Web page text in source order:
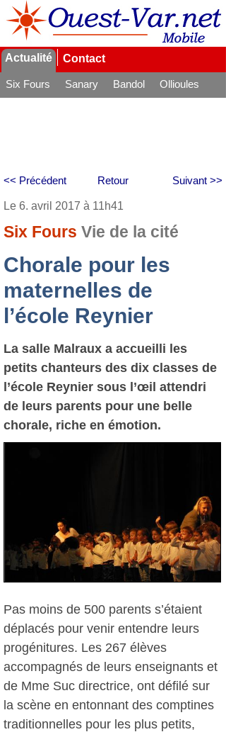
Actualité Contact
Six Fours Sanary Bandol
Ollioules
Retour
<< Précédent Suivant >>
Le 6. avril 2017 à 11h41
Six Fours Vie de la cité
Chorale pour les
maternelles de
l’école Reynier
La salle Malraux a accueilli les
petits chanteurs des dix classes de
l’école Reynier sous l’œil attendri
de leurs parents pour une belle
chorale, riche en émotion.
Pas moins de 500 parents s’étaient
déplacés pour venir entendre leurs
progénitures. Les 267 élèves
accompagnés de leurs enseignants et
de Mme Suc directrice, ont défilé sur
la scène en entonnant des comptines
traditionnelles pour les plus petits,